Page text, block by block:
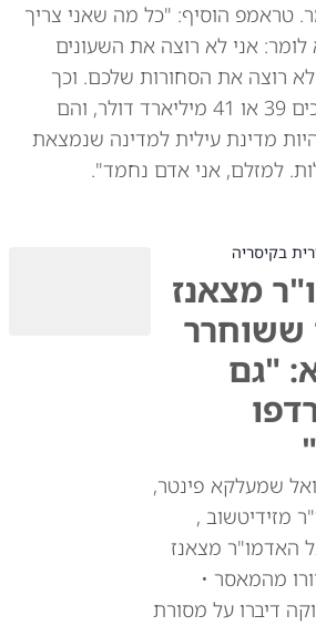
טראמפ הוסיף: "כל מה שאני צריך
אני לא רוצה את השעונים
רוצה את הסחורות שלכם. וכך
אנחנו חוסכים 39 או 41 מיליארד דולר, והם
מדינת עילית למדינה שנמצאת
למזלם, אני אדם נחמד".
בקיסריה
מצאנז
ששוחרר
"גם
שמעלקא פינטר,
מזידיטשוב ,
האדמו"ר מצאנז
מהמאסר •
דיברו על מסורת